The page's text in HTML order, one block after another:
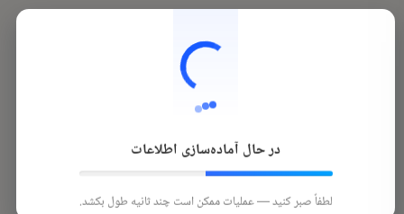
تاريخ الوصول
در حال آماده‌سازی اطلاعات
لطفاً صبر کنید — عملیات ممکن است چند ثانیه طول بکشد.